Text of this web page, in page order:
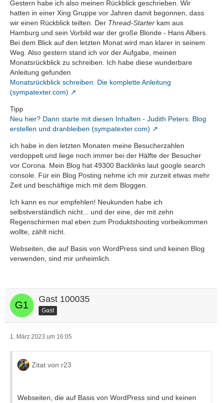
Gestern habe ich also meinen Rückblick geschrieben. Wir
hatten in einer Xing Gruppe vor Jahren damit begonnen, dass
wir einen Rückblick teilten. Der Thread-Starter kam aus
Hamburg und sein Vorbild war der große Blonde - Hans Albers.
Bei dem Blick auf den letzten Monat wird man klarer in seinem
Weg. Also gestern stand ich vor der Aufgabe, meinen
Monatsrückblick zu schreiben. Ich habe diese wunderbare
Anleitung gefunden
Monatsrückblick schreiben: Die komplette Anleitung
(sympatexter.com)
Tipp
Neu hier? Dann starte mit diesen Inhalten - Judith Peters: Blog
erstellen und dranbleiben (sympatexter.com)
ich habe in den letzten Monaten meine Besucherzahlen
verdoppelt und liege noch immer bei der Hälfte der Besucher
vor Corona. Mein Blog hat 49300 Backlinks laut google search
console. Für ein Blog Posting nehme ich mir zurzeit etwas mehr
Zeit und beschäftige mich mit dem Bloggen.
Ich kann es nur empfehlen! Neukunden habe ich
selbstverständlich nicht... und der eine, der mit zehn
Regenschirmen mal eben zum Produktshooting vorbeikommen
wollte, zählt nicht.
Webseiten, die auf Basis von WordPress sind und keinen Blog
verwenden, sind mir unheimlich.
Gast 100035
Gast
1. März 2023 um 16:05
Zitat von r23
Webseiten, die auf Basis von WordPress sind und keinen